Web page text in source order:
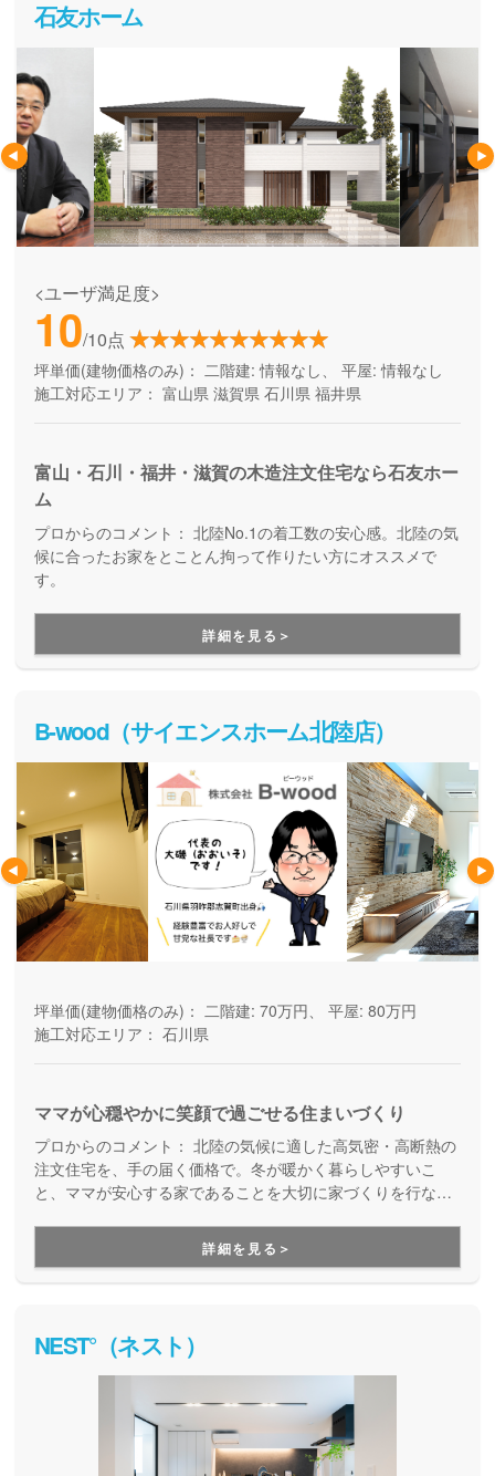
石友ホーム
<ユーザ満足度>
10/10点
坪単価(建物価格のみ)： 二階建: 情報なし、 平屋: 情報なし
施工対応エリア： 富山県 滋賀県 石川県 福井県
富山・石川・福井・滋賀の木造注文住宅なら石友ホー
ム
プロからのコメント： 北陸No.1の着工数の安心感。北陸の気
候に合ったお家をとことん拘って作りたい方にオススメで
す。
詳細を見る＞
B-wood（サイエンスホーム北陸店）
坪単価(建物価格のみ)： 二階建: 70万円、 平屋: 80万円
施工対応エリア： 石川県
ママが心穏やかに笑顔で過ごせる住まいづくり
プロからのコメント： 北陸の気候に適した高気密・高断熱の
注文住宅を、手の届く価格で。冬が暖かく暮らしやすいこ
と、ママが安心する家であることを大切に家づくりを行なっ
「家事ラク動線」の提案が得意。サイエンスホームグループ
に加盟しており、天然木や梁を特徴とする真壁の家にも対応
しています。
詳細を見る＞
NEST°（ネスト）